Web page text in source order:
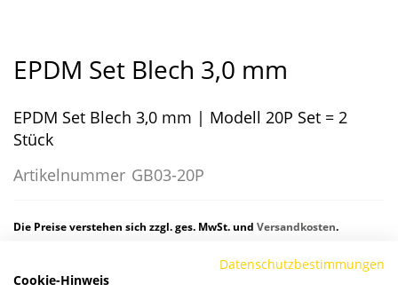
der
springen
EPDM Set Blech 3,0 mm
EPDM Set Blech 3,0 mm | Modell 20P Set = 2
Stück
Artikelnummer GB03-20P
Die Preise verstehen sich zzgl. ges. MwSt. und Versandkosten.
Verfügbarkeit:
Datenschutzbestimmungen
Cookie-Hinweis